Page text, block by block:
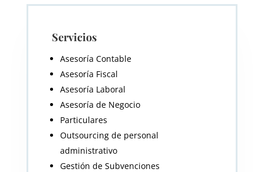
Servicios
Asesoría Contable
Asesoría Fiscal
Asesoría Laboral
Asesoría de Negocio
Particulares
Outsourcing de personal
administrativo
Gestión de Subvenciones